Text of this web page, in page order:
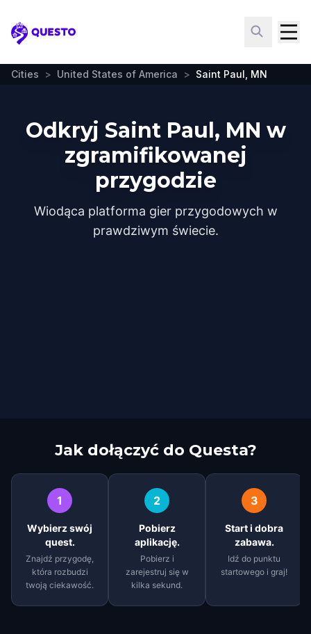
Questo
Cities > United States of America > Saint Paul, MN
Odkryj Saint Paul, MN w
zgramifikowanej
przygodzie
Wiodąca platforma gier przygodowych w
prawdziwym świecie.
Jak dołączyć do Questa?
1
Wybierz swój
quest.
Znajdź przygodę,
która rozbudzi
twoją ciekawość.
2
Pobierz
aplikację.
Pobierz i
zarejestruj się w
kilka sekund.
3
Start i dobra
zabawa.
Idź do punktu
startowego i graj!